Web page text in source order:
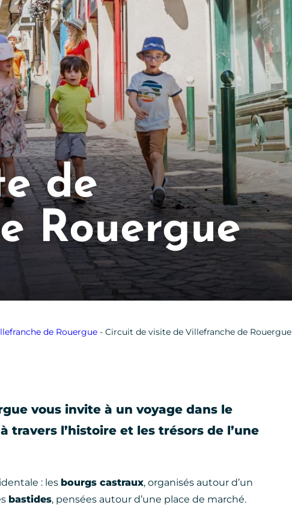
de
Rouergue
de Rouergue- Circuit de visite de Villefranche de Rouergue
vous invite à un voyage dans le
l’histoire et les trésors de l’une
: les bourgs castraux, organisés autour d’un
bastides, pensées autour d’une place de marché.